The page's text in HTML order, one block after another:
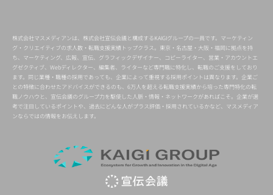
株式会社マスメディアンは、株式会社宣伝会議と構成するKAIGIグループの一員です。マーケティン
グ・クリエイティブの求人数・転職支援実績トップクラス。東京・名古屋・大阪・福岡に拠点を持
ち、マーケティング、広報、宣伝、グラフィックデザイナー、コピーライター、営業・アカウントエ
グゼクティブ、Webディレクター、編集者、ライターなど専門職に特化し、転職のご支援をしており
ます。同じ業種・職種の採用であっても、企業によって重視する採用ポイントは異なります。企業ご
との特徴に合わせたアドバイスができるのも、6万人を超える転職支援実績から培った専門特化の転
職ノウハウと、宣伝会議のグループ力を駆使した人脈・情報・ネットワークがあればこそ。企業が選
考で注目しているポイントや、過去にどんな人がプラス評価・採用されているかなど、マスメディア
ンならではの情報をお伝えします。